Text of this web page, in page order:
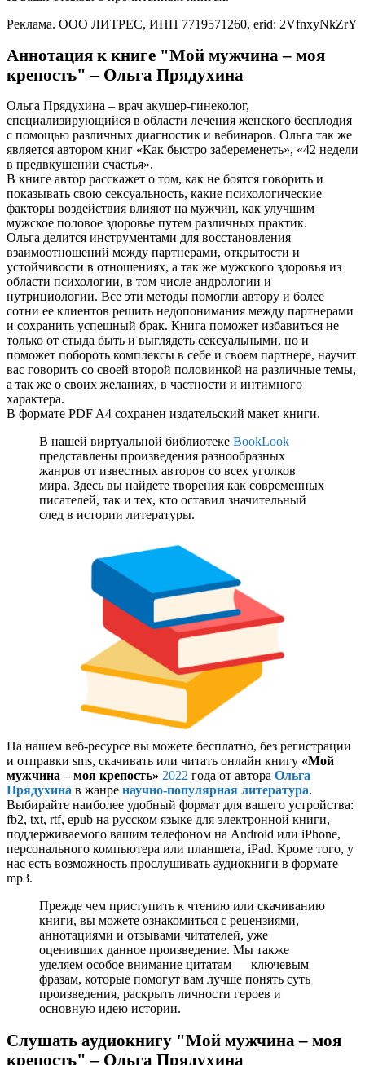
Реклама. ООО ЛИТРЕС, ИНН 7719571260, erid: 2VfnxyNkZrY
Аннотация к книге "Мой мужчина – моя
крепость" – Ольга Прядухина
Ольга Прядухина – врач акушер-гинеколог,
специализирующийся в области лечения женского бесплодия
с помощью различных диагностик и вебинаров. Ольга так же
является автором книг «Как быстро забеременеть», «42 недели
в предвкушении счастья».
В книге автор расскажет о том, как не боятся говорить и
показывать свою сексуальность, какие психологические
факторы воздействия влияют на мужчин, как улучшим
мужское половое здоровье путем различных практик.
Ольга делится инструментами для восстановления
взаимоотношений между партнерами, открытости и
устойчивости в отношениях, а так же мужского здоровья из
области психологии, в том числе андрологии и
нутрициологии. Все эти методы помогли автору и более
сотни ее клиентов решить недопонимания между партнерами
и сохранить успешный брак. Книга поможет избавиться не
только от стыда быть и выглядеть сексуальными, но и
поможет побороть комплексы в себе и своем партнере, научит
вас говорить со своей второй половинкой на различные темы,
а так же о своих желаниях, в частности и интимного
характера.
В формате PDF A4 сохранен издательский макет книги.
В нашей виртуальной библиотеке BookLook
представлены произведения разнообразных
жанров от известных авторов со всех уголков
мира. Здесь вы найдете творения как современных
писателей, так и тех, кто оставил значительный
след в истории литературы.
На нашем веб-ресурсе вы можете бесплатно, без регистрации
и отправки sms, скачивать или читать онлайн книгу «Мой
мужчина – моя крепость» 2022 года от автора Ольга
Прядухина в жанре научно-популярная литература.
Выбирайте наиболее удобный формат для вашего устройства:
fb2, txt, rtf, epub на русском языке для электронной книги,
поддерживаемого вашим телефоном на Android или iPhone,
персонального компьютера или планшета, iPad. Кроме того, у
нас есть возможность прослушивать аудиокниги в формате
mp3.
Прежде чем приступить к чтению или скачиванию
книги, вы можете ознакомиться с рецензиями,
аннотациями и отзывами читателей, уже
оценивших данное произведение. Мы также
уделяем особое внимание цитатам — ключевым
фразам, которые помогут вам лучше понять суть
произведения, раскрыть личности героев и
основную идею истории.
Слушать аудиокнигу "Мой мужчина – моя
крепость" – Ольга Прядухина